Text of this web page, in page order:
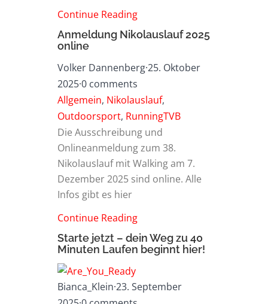
Continue Reading
Anmeldung Nikolauslauf 2025
online
Volker Dannenberg·25. Oktober
2025·0 comments
Allgemein, Nikolauslauf,
Outdoorsport, RunningTVB
Die Ausschreibung und
Onlineanmeldung zum 38.
Nikolauslauf mit Walking am 7.
Dezember 2025 sind online. Alle
Infos gibt es hier
Continue Reading
Starte jetzt – dein Weg zu 40
Minuten Laufen beginnt hier!
Bianca_Klein·23. September